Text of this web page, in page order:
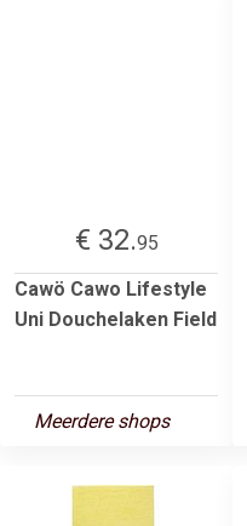
€ 32.95
Cawö Cawo Lifestyle
Uni Douchelaken Field
Meerdere shops